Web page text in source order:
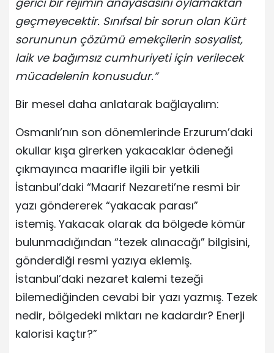
geçmeyecektir. Sınıfsal bir sorun olan Kürt
sorununun çözümü emekçilerin sosyalist,
laik ve bağımsız cumhuriyeti için verilecek
mücadelenin konusudur.”
Bir mesel daha anlatarak bağlayalım:
Osmanlı’nın son dönemlerinde Erzurum’daki
okullar kışa girerken yakacaklar ödeneği
çıkmayınca maarifle ilgili bir yetkili
İstanbul’daki “Maarif Nezareti’ne resmi bir
yazı göndererek “yakacak parası”
istemiş. Yakacak olarak da bölgede kömür
bulunmadığından “tezek alınacağı” bilgisini,
gönderdiği resmi yazıya eklemiş.
İstanbul’daki nezaret kalemi tezeği
bilemediğinden cevabi bir yazı yazmış. Tezek
nedir, bölgedeki miktarı ne kadardır? Enerji
kalorisi kaçtır?”